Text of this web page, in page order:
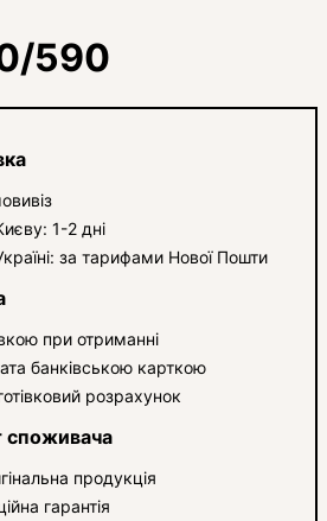
590
1-2 дні
за тарифами Нової Пошти
при отриманні
банківською карткою
розрахунок
споживача
продукція
гарантія